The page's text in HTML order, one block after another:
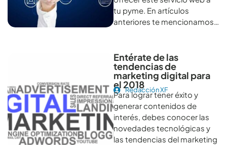
tu pyme. En artículos
anteriores te mencionamos…
Entérate de las
tendencias de
marketing digital para
el 2018
Redacción XF
Para lograr tener éxito y
generar contenidos de
interés, debes conocer las
novedades tecnológicas y
las tendencias del marketing